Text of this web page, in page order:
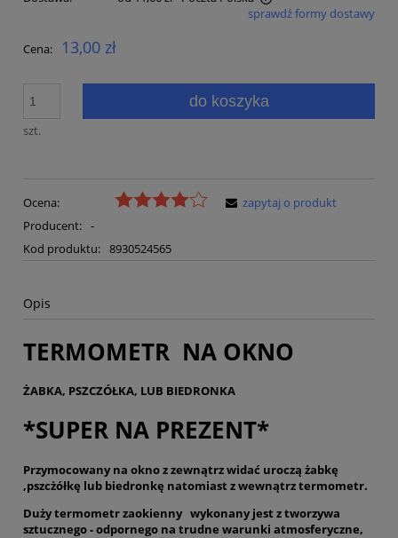
Cena nie zawiera ewentualnych kosztów płatnościsprawdź formy dostawy
Cena: 13,00 zł
szt.
do koszyka
Ocena:
Producent: -
Kod produktu: 8930524565
zapytaj o produkt
Opis
TERMOMETR NA OKNO
ŻABKA, PSZCZÓŁKA, LUB BIEDRONKA
*SUPER NA PREZENT*
Przymocowany na okno z zewnątrz widać uroczą żabkę
,pszcżółkę lub biedronkę natomiast z wewnątrz termometr.
Duży termometr zaokienny wykonany jest z tworzywa
sztucznego - odpornego na trudne warunki atmosferyczne,